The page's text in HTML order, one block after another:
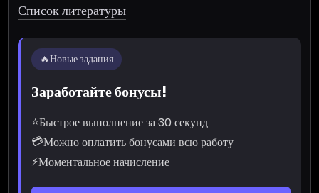
Список литературы
🔥Новые задания
Заработайте бонусы!
⭐Быстрое выполнение за 30 секунд
💳Можно оплатить бонусами всю работу
⚡Моментальное начисление